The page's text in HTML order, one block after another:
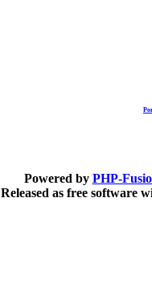
Powered by PHP-
Released as free software